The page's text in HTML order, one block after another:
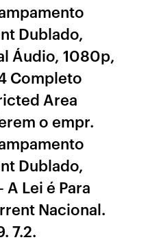
Dublado,
Áudio, 1080p,
Completo
Area
o empr.
Dublado,
A Lei é Para
Nacional.
7.2.